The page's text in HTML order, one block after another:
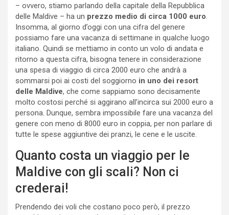
– ovvero, stiamo parlando della capitale della Repubblica
delle Maldive – ha un prezzo medio di circa 1000 euro.
Insomma, al giorno d’oggi con una cifra del genere
possiamo fare una vacanza di settimane in qualche luogo
italiano. Quindi se mettiamo in conto un volo di andata e
ritorno a questa cifra, bisogna tenere in considerazione
una spesa di viaggio di circa 2000 euro che andrà a
sommarsi poi ai costi del soggiorno in uno dei resort
delle Maldive, che come sappiamo sono decisamente
molto costosi perché si aggirano all’incirca sui 2000 euro a
persona. Dunque, sembra impossibile fare una vacanza del
genere con meno di 8000 euro in coppia, per non parlare di
tutte le spese aggiuntive dei pranzi, le cene e le uscite.
Quanto costa un viaggio per le
Maldive con gli scali? Non ci
crederai!
Prendendo dei voli che costano poco però, il prezzo